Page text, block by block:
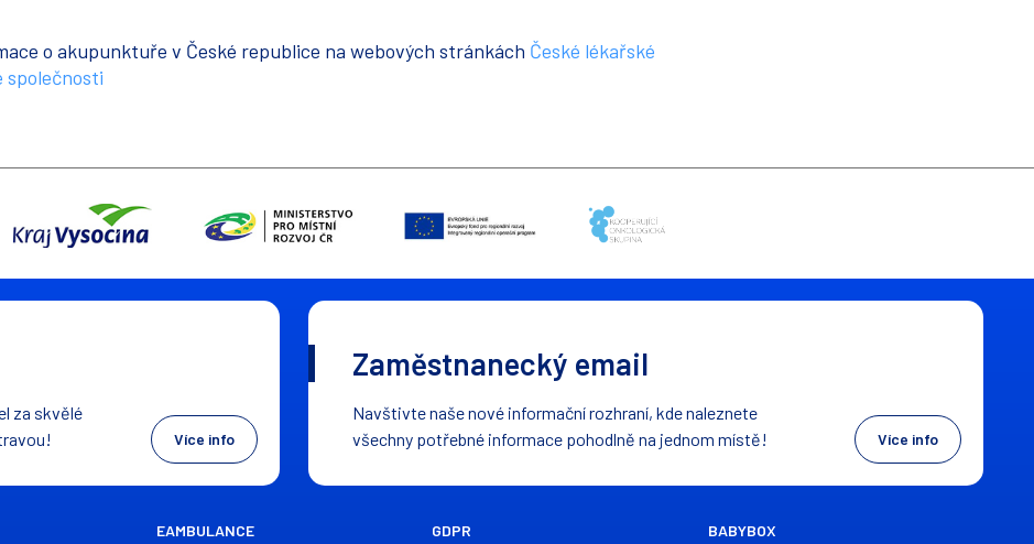
o akupunktuře v České republice na webových stránkách České lékařské
za skvělé
Více info
Zaměstnanecký email
Navštivte naše nové informační rozhraní, kde naleznete
všechny potřebné informace pohodlně na jednom místě!
Více info
EAMBULANCE
GDPR
BABYBOX